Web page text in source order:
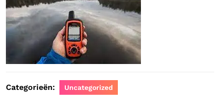
Categorieën: Uncategorized